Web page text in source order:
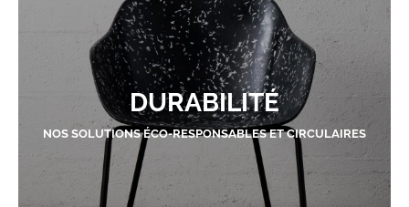
DURABILITÉ
NOS SOLUTIONS ÉCO-RESPONSABLES ET CIRCULAIRES